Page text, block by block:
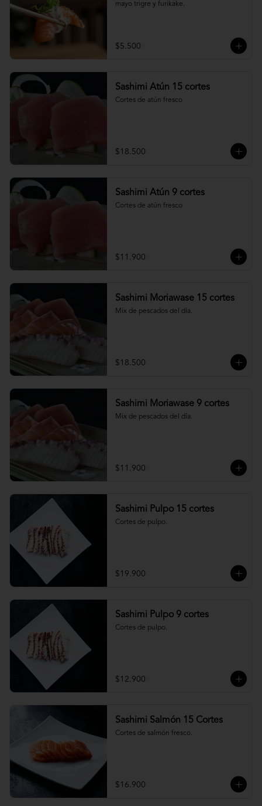
mayo trigre y furikake.
$5.500
Sashimi Atún 15 cortes
Cortes de atún fresco
$18.500
Sashimi Atún 9 cortes
Cortes de atún fresco
$11.900
Sashimi Moriawase 15 cortes
Mix de pescados del día.
$18.500
Sashimi Moriawase 9 cortes
Mix de pescados del día.
$11.900
Sashimi Pulpo 15 cortes
Cortes de pulpo.
$19.900
Sashimi Pulpo 9 cortes
Cortes de pulpo.
$12.900
Sashimi Salmón 15 Cortes
Cortes de salmón fresco.
$16.900